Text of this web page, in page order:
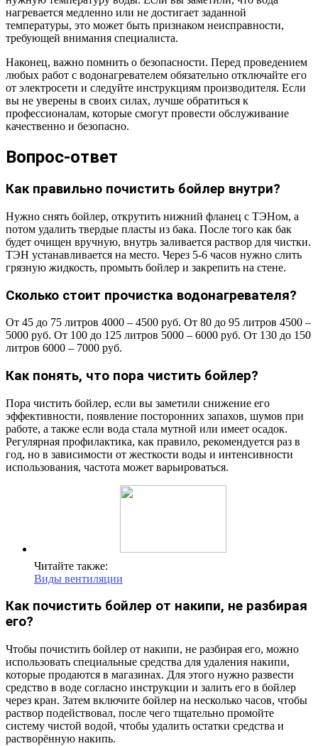
нагревается медленно или не достигает заданной
температуры, это может быть признаком неисправности,
требующей внимания специалиста.
Наконец, важно помнить о безопасности. Перед проведением
любых работ с водонагревателем обязательно отключайте его
от электросети и следуйте инструкциям производителя. Если
вы не уверены в своих силах, лучше обратиться к
профессионалам, которые смогут провести обслуживание
качественно и безопасно.
Вопрос-ответ
Как правильно почистить бойлер внутри?
Нужно снять бойлер, открутить нижний фланец с ТЭНом, а
потом удалить твердые пласты из бака. После того как бак
будет очищен вручную, внутрь заливается раствор для чистки.
ТЭН устанавливается на место. Через 5-6 часов нужно слить
грязную жидкость, промыть бойлер и закрепить на стене.
Сколько стоит прочистка водонагревателя?
От 45 до 75 литров 4000 – 4500 руб. От 80 до 95 литров 4500 –
5000 руб. От 100 до 125 литров 5000 – 6000 руб. От 130 до 150
литров 6000 – 7000 руб.
Как понять, что пора чистить бойлер?
Пора чистить бойлер, если вы заметили снижение его
эффективности, появление посторонних запахов, шумов при
работе, а также если вода стала мутной или имеет осадок.
Регулярная профилактика, как правило, рекомендуется раз в
год, но в зависимости от жесткости воды и интенсивности
использования, частота может варьироваться.
Читайте также:
Виды вентиляции
Как почистить бойлер от накипи, не разбирая
его?
Чтобы почистить бойлер от накипи, не разбирая его, можно
использовать специальные средства для удаления накипи,
которые продаются в магазинах. Для этого нужно развести
средство в воде согласно инструкции и залить его в бойлер
через кран. Затем включите бойлер на несколько часов, чтобы
раствор подействовал, после чего тщательно промойте
систему чистой водой, чтобы удалить остатки средства и
растворённую накипь.